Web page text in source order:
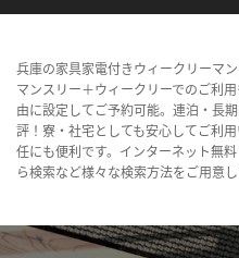
兵庫の家具家電付きウィークリーマ
マンスリー＋ウィークリーでのご利
由に設定してご予約可能。連泊・長
評！寮・社宅としても安心してご利
任にも便利です。インターネット無
ら検索など様々な検索方法をご用意し